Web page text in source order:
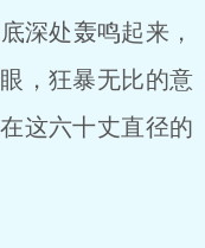
深处轰鸣起来，
，狂暴无比的意
这六十丈直径的